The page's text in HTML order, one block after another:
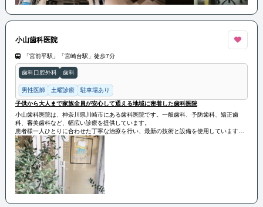
小山歯科医院
「宮前平駅」「宮崎台駅」徒歩7分
歯科口腔外科 歯科
男性医師 土曜診療 駐車場あり
子供から大人まで家族全員が安心して通える地域に密着した歯科医院
小山歯科医院は、神奈川県川崎市にある歯科医院です。一般歯科、予防歯科、矯正歯
科、審美歯科など、幅広い診療を提供しています。
患者様一人ひとりに合わせた丁寧な治療を行い、最新の技術と設備を使用しています。
子供から大人まで家族全員が安心して通える地域に密着した歯科医院です。